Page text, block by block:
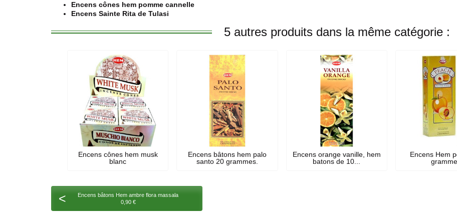
Encens cônes hem pomme cannelle
Encens Sainte Rita de Tulasi
5 autres produits dans la même catégorie :
Encens cônes hem musk
blanc
Encens bâtons hem palo
santo 20 grammes.
Encens orange vanille, hem
batons de 10...
Encens Hem
<
Encens bâtons Hem ambre flora massala
0,90 €